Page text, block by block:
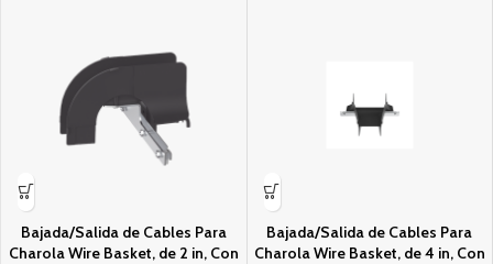
Bajada/Salida de Cables Para
Charola Wire Basket, de 2 in, Con
Bajada/Salida de Cables Para
Charola Wire Basket, de 4 in, Con